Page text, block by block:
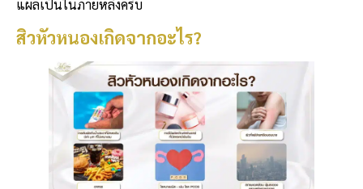
แผลเป็นในภายหลังครับ
สิวหัวหนองเกิดจากอะไร?